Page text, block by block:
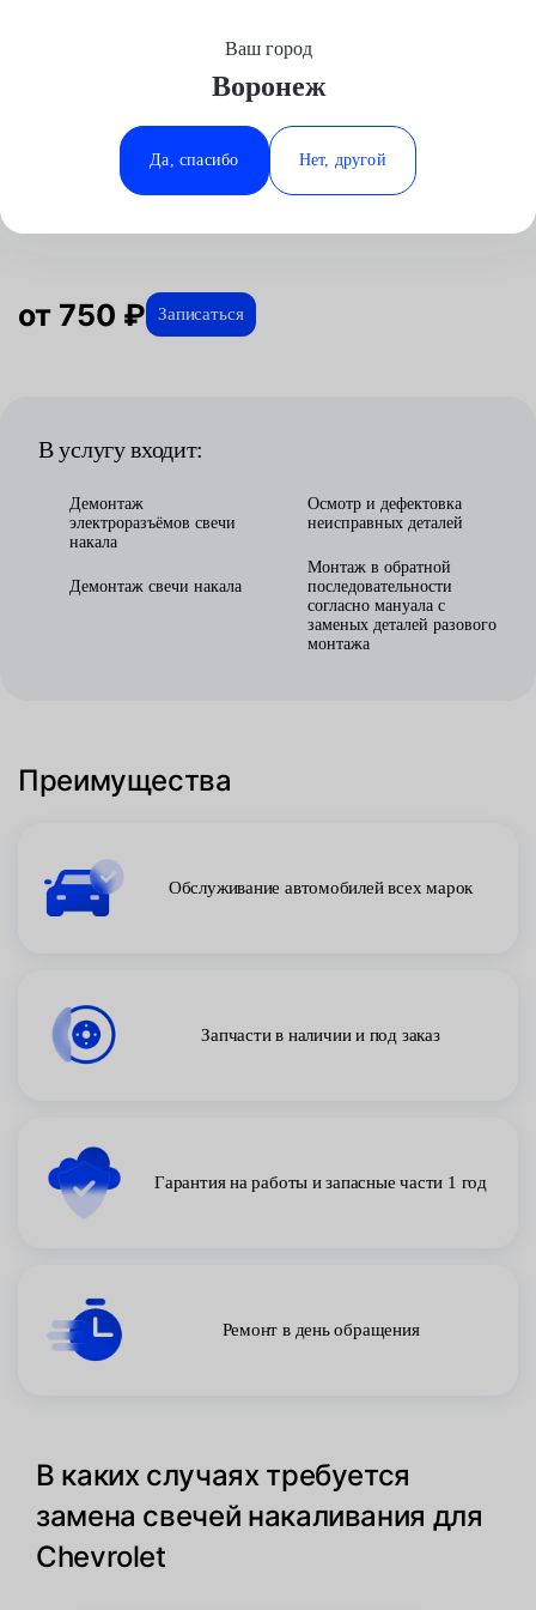
Минеральные Воды
Ростов-на-Дону
Ставрополь
Ваш город
Воронеж
Да, спасибо Нет, другой
ОтзывыАвтосервис
Замена свечей накаливания для
Chevrolet в Воронеже
от 750 ₽ Записаться
В услугу входит:
Демонтаж
электроразъёмов свечи
накала
Демонтаж свечи накала
Осмотр и дефектовка
неисправных деталей
Монтаж в обратной
последовательности
согласно мануала с
заменых деталей разового
монтажа
Преимущества
Обслуживание автомобилей всех марок
Запчасти в наличии и под заказ
Гарантия на работы и запасные части 1 год
Ремонт в день обращения
В каких случаях требуется
замена свечей накаливания для
Chevrolet